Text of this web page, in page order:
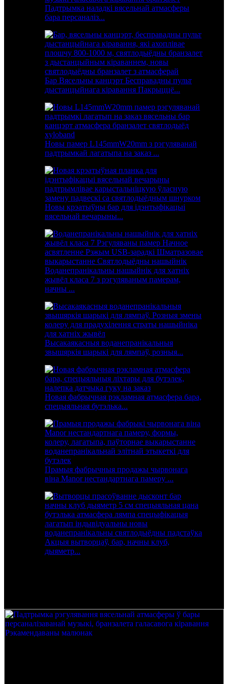
Падтрымка наладкі вясельнай атмасферы
бара персаналіз...
Бар Вясельны канцэрт Бесправадны пульт
дыстанцыйнага кіравання Пакрыццё...
Новы памер L145mmW20mm з рэгуляванай
падтрымкай лагатыпа на заказ ...
Новы крэатыўны бар для ідэнтыфікацыі
вясельнай вечарыны...
Воданепранікальны нашыйнік для хатніх
жывёл класа 7 з рэгуляваным памерам,
начны ...
Высакаякасныя воданепранікальныя
звышяркія шарыкі для лямпаў, розныя...
Новая фабрычная рэкламная атмасфера бара,
спецыяльная бутэлька...
Прамыя фабрычныя продажы чырвонага
віна Manor нестандартнага памеру ...
Акцыя вытворцаў, бар, начны клуб,
дыяметр...